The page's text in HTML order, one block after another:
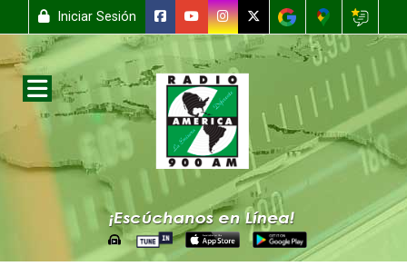
Iniciar Sesión